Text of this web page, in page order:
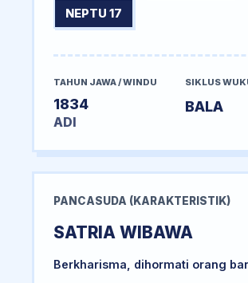
NEPTU 17
TAHUN JAWA / WINDU
1834
ADI
SIKLUS
BALA
PANCASUDA (KARAKTERISTIK)
SATRIA WIBAWA
Berkharisma, dihormati orang